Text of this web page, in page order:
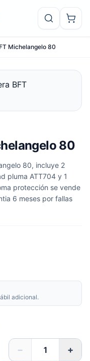
Michelangelo 80
80
80, incluye 2
pluma ATT704 y 1
protección se vende
6 meses por fallas
adicional.
− +